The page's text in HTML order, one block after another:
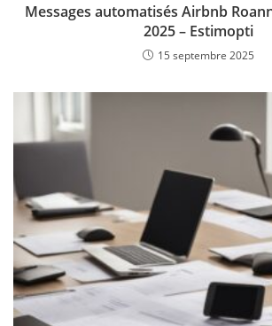
Messages automatisés Airbnb
2025 – Estimopti
15 septembre 2025